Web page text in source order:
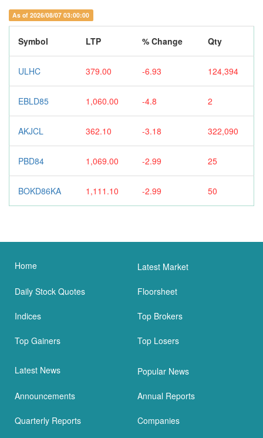
As of 2026/08/07 03:00:00
Symbol LTP % Change Qty
ULHC 379.00 -6.93 124,394
EBLD85 1,060.00 -4.8 2
AKJCL 362.10 -3.18 322,090
PBD84 1,069.00 -2.99 25
BOKD86KA 1,111.10 -2.99 50
Home Latest Market
Daily Stock Quotes Floorsheet
Indices Top Brokers
Top Gainers Top Losers
Latest News Popular News
Announcements Annual Reports
Quarterly Reports Companies